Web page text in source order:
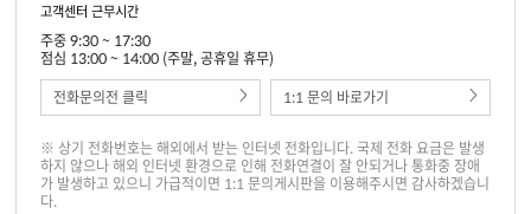
고객센터 근무시간
주중 9:30 ~ 17:30
점심 13:00 ~ 14:00 (주말, 공휴일 휴무)
전화문의전 클릭
1:1 문의 바로가기
※ 상기 전화번호는 해외에서 받는 인터넷 전화입니다. 국제 전화 요금은 발생
하지 않으나 해외 인터넷 환경으로 인해 전화연결이 잘 안되거나 통화중 장애
가 발생하고 있으니 가급적이면 1:1 문의게시판을 이용해주시면 감사하겠습니
다.